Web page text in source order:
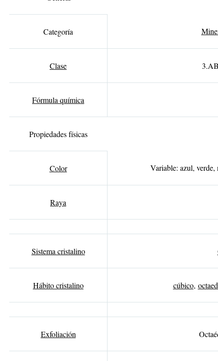
Categoría
Clase
Fórmula química
Propiedades físicas
Color Variable: azul,
Raya
Sistema cristalino
Hábito cristalino cúbico,
Exfoliación